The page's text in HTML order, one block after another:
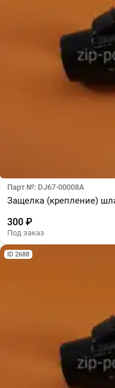
Парт №: DJ67-00008A
Защелка (крепление)
300 ₽
Под заказ
ID 2688